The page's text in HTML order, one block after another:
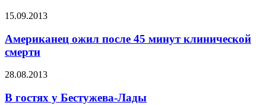
15.09.2013
Американец ожил после 45 минут клинической
смерти
28.08.2013
В гостях у Бестужева-Лады